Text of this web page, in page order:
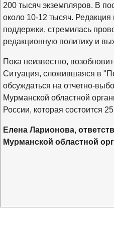
200 тысяч экземпляров. В
около 10-12 тысяч.
поддержки, стремилась
редакционную политику и
Пока неизвестно,
Ситуация, сложившаяся в
обсуждаться на отчетно-
Мурманской областной
России, которая состоится
Елена Ларионова,
Мурманской областной